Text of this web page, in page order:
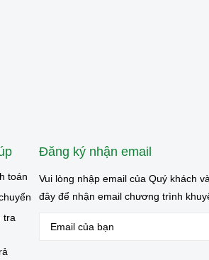
toán
tra
Đăng ký nhận email
Vui lòng nhập email của Quý khách
đây để nhận email chương trình